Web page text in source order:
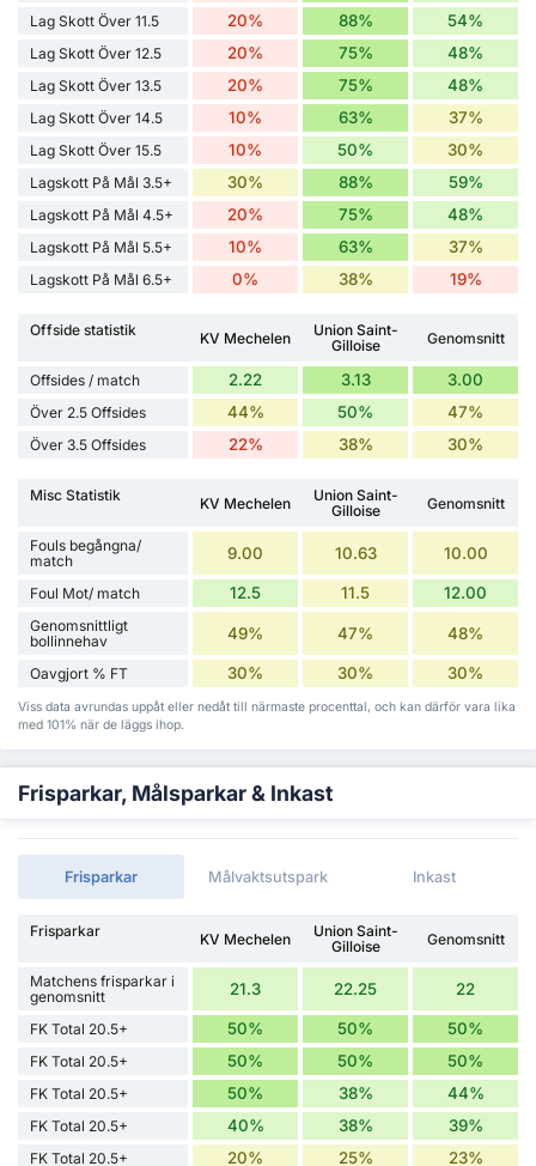
Lag Skott Över 11.5 20% 88% 54%
Lag Skott Över 12.5 20% 75% 48%
Lag Skott Över 13.5 20% 75% 48%
Lag Skott Över 14.5 10% 63% 37%
Lag Skott Över 15.5 10% 50% 30%
Lagskott På Mål 3.5+ 30% 88% 59%
Lagskott På Mål 4.5+ 20% 75% 48%
Lagskott På Mål 5.5+ 10% 63% 37%
Lagskott På Mål 6.5+ 0% 38% 19%
Offside statistik KV Mechelen
Union Saint-
Gilloise
Genomsnitt
Offsides / match 2.22 3.13 3.00
Över 2.5 Offsides 44% 50% 47%
Över 3.5 Offsides 22% 38% 30%
Misc Statistik KV Mechelen
Union Saint-
Gilloise
Genomsnitt
Fouls begångna/
match
9.00 10.63 10.00
Foul Mot/ match 12.5 11.5 12.00
Genomsnittligt
bollinnehav
49% 47% 48%
Oavgjort % FT 30% 30% 30%
Viss data avrundas uppåt eller nedåt till närmaste procenttal, och kan därför vara lika
med 101% när de läggs ihop.
Frisparkar, Målsparkar & Inkast
Frisparkar Målvaktsutspark Inkast
Frisparkar KV Mechelen
Union Saint-
Gilloise
Genomsnitt
Matchens frisparkar i
genomsnitt
21.3 22.25 22
FK Total 20.5+ 50% 50% 50%
FK Total 20.5+ 50% 50% 50%
FK Total 20.5+ 50% 38% 44%
FK Total 20.5+ 40% 38% 39%
FK Total 20.5+ 20% 25% 23%